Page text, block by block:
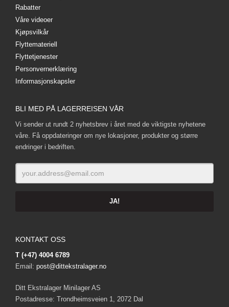
Rabatter
Våre videoer
Kjøpsvilkår
Flyttemateriell
Flyttetjenester
Personvernerklæring
Informasjonskapsler
BLI MED PÅ LAGERREISEN VÅR
Vi sender ut rundt 2 nyhetsbrev i året med de viktigste nyhetene
våre. Få oppdateringer om nye lokasjoner, produkter og større
endringer i bedriften.
KONTAKT OSS
T (+47) 4004 6789
Email: post@dittekstralager.no
Ditt Ekstralager Minilager AS
Postadresse: Trondheimsveien 1, 2072 Dal